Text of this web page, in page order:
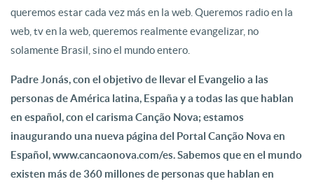
queremos estar cada vez más en la web. Queremos radio en la
web, tv en la web, queremos realmente evangelizar, no
solamente Brasil, sino el mundo entero.
Padre Jonás, con el objetivo de llevar el Evangelio a las
personas de América latina, España y a todas las que hablan
en español, con el carisma Canção Nova; estamos
inaugurando una nueva página del Portal Canção Nova en
Español, www.cancaonova.com/es. Sabemos que en el mundo
existen más de 360 millones de personas que hablan en